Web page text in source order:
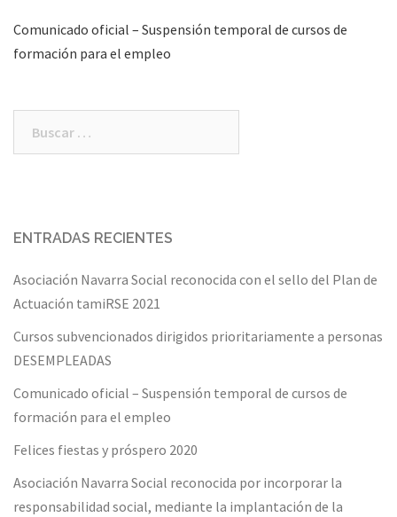
Comunicado oficial – Suspensión temporal de cursos de
formación para el empleo
ENTRADAS RECIENTES
Asociación Navarra Social reconocida con el sello del Plan de
Actuación tamiRSE 2021
Cursos subvencionados dirigidos prioritariamente a personas
DESEMPLEADAS
Comunicado oficial – Suspensión temporal de cursos de
formación para el empleo
Felices fiestas y próspero 2020
Asociación Navarra Social reconocida por incorporar la
responsabilidad social, mediante la implantación de la